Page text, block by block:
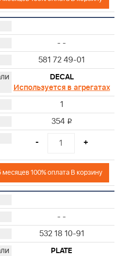
- -
581 72 49-01
DECAL
Используется в агрегатах
1
354 i
- +
месяцев 100% оплата В корзину
- -
532 18 10-91
PLATE